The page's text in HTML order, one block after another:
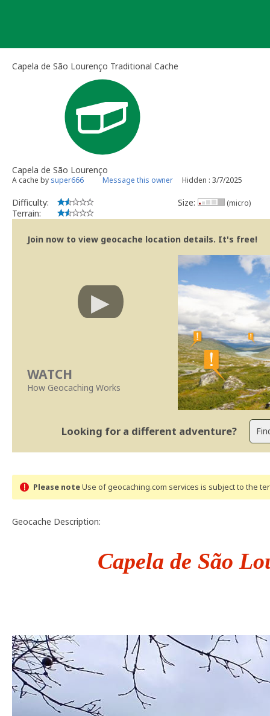
Capela de São Lourenço Traditional Cache
Capela de São Lourenço
A cache by super666 Message this owner Hidden : 3/7/2025
Difficulty:
Terrain:
Size: (micro)
Join now to view geocache location details. It's free!
WATCH
How Geocaching Works
Looking for a different adventure?
Please noteUse of geocaching.com services is subject to the
Geocache Description:
Capela de São